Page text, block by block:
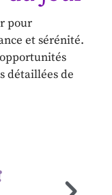
pour
et sérénité.
détaillées de